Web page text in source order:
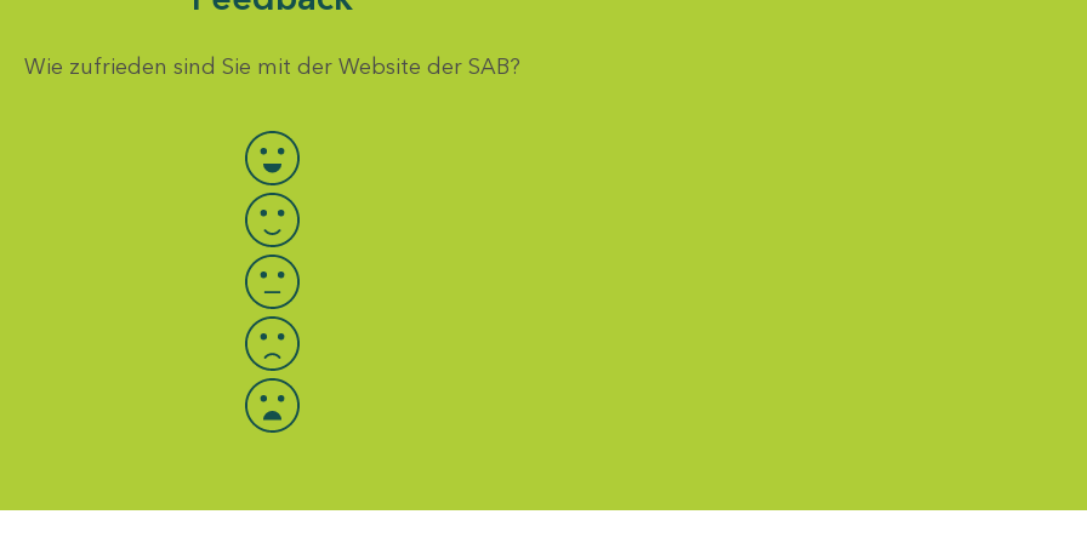
Wie zufrieden sind Sie mit der Website der SAB?
Bewertung auswählen